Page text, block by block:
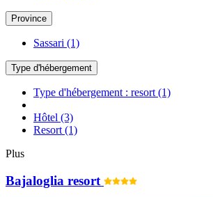
Province
Sassari (1)
Type d'hébergement
Type d'hébergement : resort (1)
Hôtel (3)
Resort (1)
Plus
Bajaloglia resort